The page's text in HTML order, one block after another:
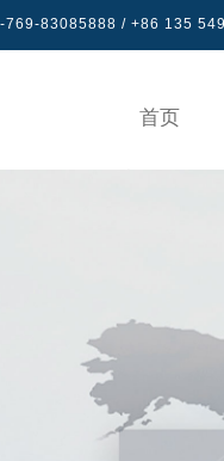
769-83085888 / +86 135
首页